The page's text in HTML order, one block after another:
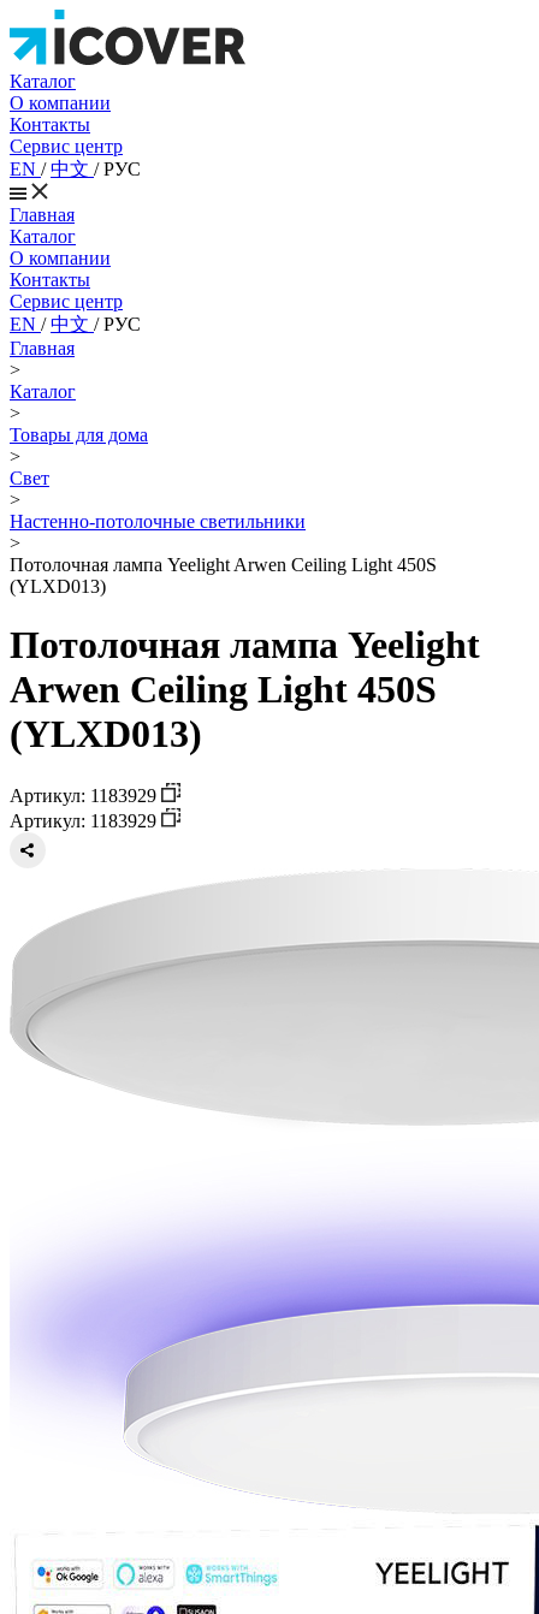
Каталог
О компании
Контакты
Сервис центр
EN /中文 /РУС
Главная
Каталог
О компании
Контакты
Сервис центр
EN /中文 /РУС
Главная
>
Каталог
>
Товары для дома
>
Свет
>
Настенно-потолочные светильники
>
Потолочная лампа Yeelight Arwen Ceiling Light 450S
(YLXD013)
Потолочная лампа Yeelight
Arwen Ceiling Light 450S
(YLXD013)
Артикул: 1183929
Артикул: 1183929